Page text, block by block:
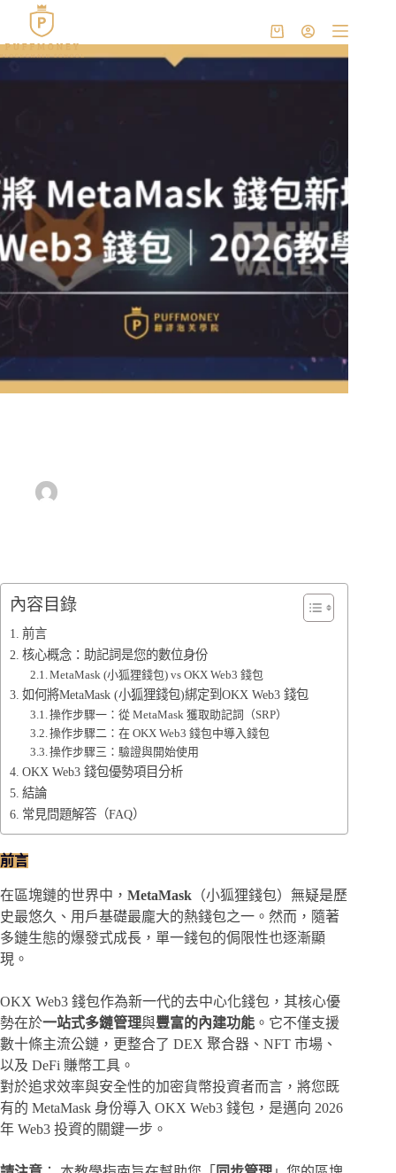
主
購
物
車
內容目錄
前言
核心概念：助記詞是您的數位身份
MetaMask (小狐狸錢包) vs OKX Web3 錢包
如何將MetaMask (小狐狸錢包)綁定到OKX Web3 錢包
操作步驟一：從 MetaMask 獲取助記詞（SRP）
操作步驟二：在 OKX Web3 錢包中導入錢包
操作步驟三：驗證與開始使用
OKX Web3 錢包優勢項目分析
結論
常見問題解答（FAQ）
前言
在區塊鏈的世界中， MetaMask （小狐狸錢包）無疑是歷
史最悠久、用戶基礎最龐大的熱錢包之一。然而，隨著
多鏈生態的爆發式成長，單一錢包的侷限性也逐漸顯
現。
OKX Web3 錢包作為新一代的去中心化錢包，其核心優
勢在於一站式多鏈管理與豐富的內建功能 。它不僅支援
數十條主流公鏈，更整合了 DEX 聚合器、NFT 市場、
以及 DeFi 賺幣工具。
對於追求效率與安全性的加密貨幣投資者而言，將您既
有的 MetaMask 身份導入 OKX Web3 錢包，是邁向 2026
年 Web3 投資的關鍵一步。